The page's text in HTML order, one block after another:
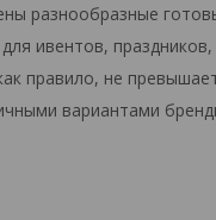
разнообразные
ивентов,
правило, не
вариантами